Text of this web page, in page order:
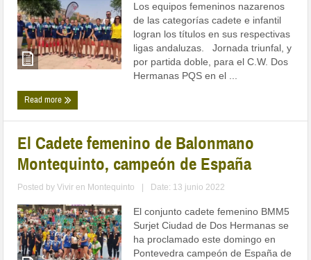
Los equipos femeninos nazarenos
de las categorías cadete e infantil
logran los títulos en sus respectivas
ligas andaluzas. Jornada triunfal, y
por partida doble, para el C.W. Dos
Hermanas PQS en el ...
Read more
El Cadete femenino de Balonmano
Montequinto, campeón de España
Posted byVivir en Montequinto Date: 13 junio 2022
El conjunto cadete femenino BMM5
Surjet Ciudad de Dos Hermanas se
ha proclamado este domingo en
Pontevedra campeón de España de